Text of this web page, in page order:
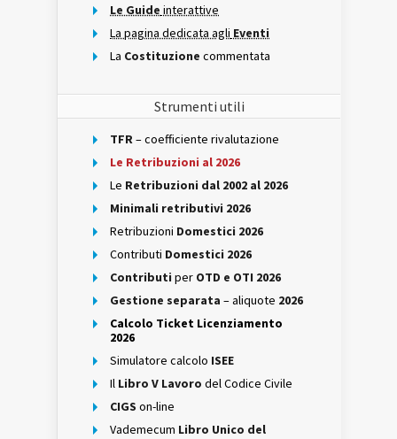
Le Guide interattive
La pagina dedicata agli Eventi
La Costituzione commentata
Strumenti utili
TFR– coefficiente rivalutazione
Le Retribuzioni al 2026
Le Retribuzioni dal 2002 al 2026
Minimali retributivi 2026
Retribuzioni Domestici 2026
Contributi Domestici 2026
Contributi per OTD e OTI 2026
Gestione separata – aliquote 2026
Calcolo Ticket Licenziamento
2026
Simulatore calcolo ISEE
Il Libro V Lavoro del Codice Civile
CIGS on-line
Vademecum Libro Unico del